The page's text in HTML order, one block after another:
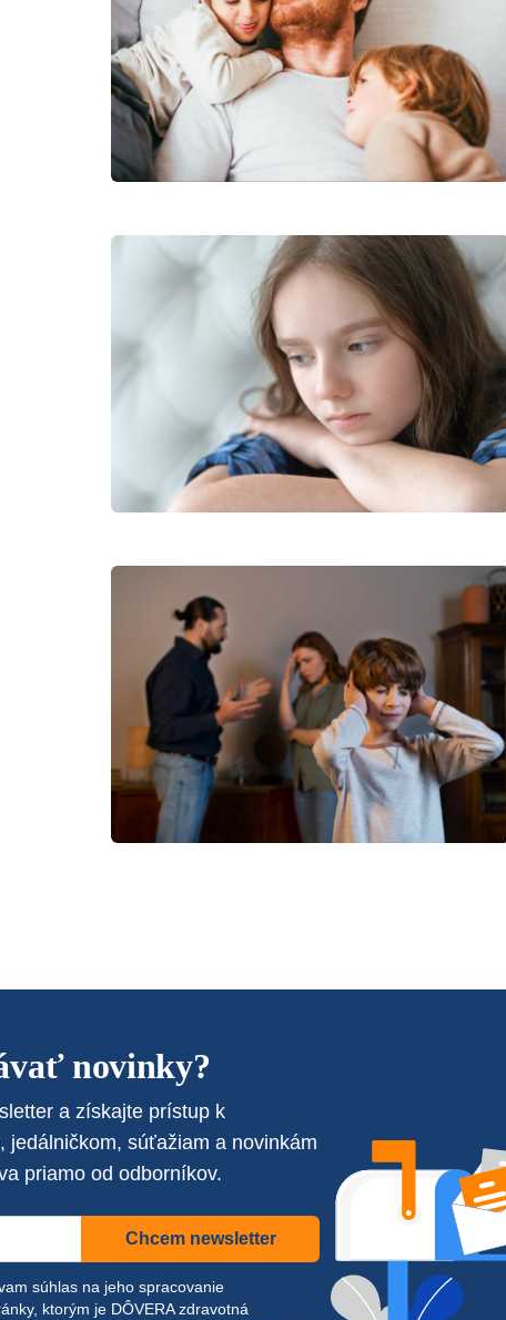
novinky?
a získajte prístup k
jedálničkom, súťažiam a novinkám
priamo od odborníkov.
Chcem newsletter
súhlas na jeho spracovanie
ktorým je DÔVERA zdravotná